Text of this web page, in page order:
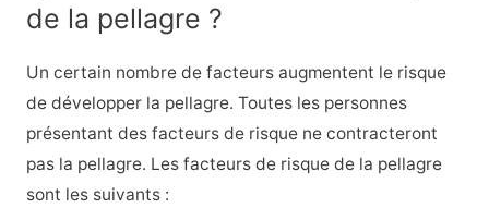
de la pellagre ?
Un certain nombre de facteurs augmentent le risque
de développer la pellagre. Toutes les personnes
présentant des facteurs de risque ne contracteront
pas la pellagre. Les facteurs de risque de la pellagre
sont les suivants :